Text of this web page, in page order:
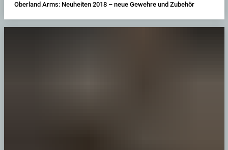
Oberland Arms: Neuheiten 2018 – neue Gewehre und Zubehör